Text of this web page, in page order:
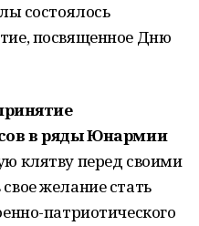
состоялось
посвященное Дню
в ряды Юнармии
клятву перед своими
желание стать
патриотического